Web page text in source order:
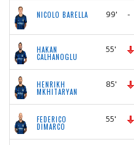
NICOLO BARELLA 99' -
HAKAN
CALHANOGLU
55'
HENRIKH
MKHITARYAN
85'
FEDERICO
DIMARCO
55'